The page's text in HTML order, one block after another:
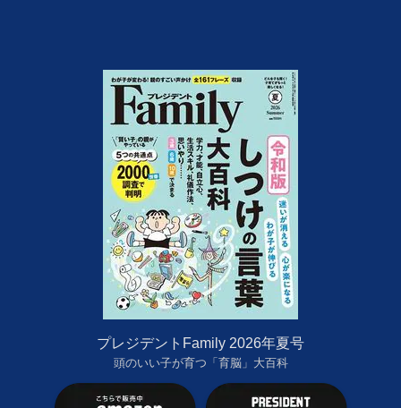
プレジデントFamily 2026年夏号
頭のいい子が育つ「育脳」大百科